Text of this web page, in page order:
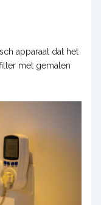
apparaat dat het
met gemalen